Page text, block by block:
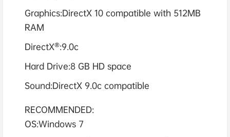
Graphics:DirectX 10 compatible with 512MB
RAM
DirectX®:9.0c
Hard Drive:8 GB HD space
Sound:DirectX 9.0c compatible
RECOMMENDED:
OS:Windows 7